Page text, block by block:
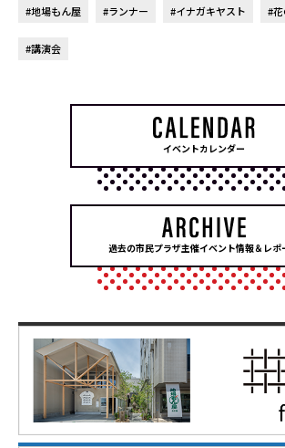
#地場もん屋 #ランナー #イナガキヤスト #
#講演会
イベントカレンダー
過去の市民プラザ主催イベント情報＆レポ